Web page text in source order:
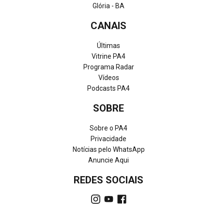
Glória - BA
CANAIS
Últimas
Vitrine PA4
Programa Radar
Vídeos
Podcasts PA4
SOBRE
Sobre o PA4
Privacidade
Notícias pelo WhatsApp
Anuncie Aqui
REDES SOCIAIS